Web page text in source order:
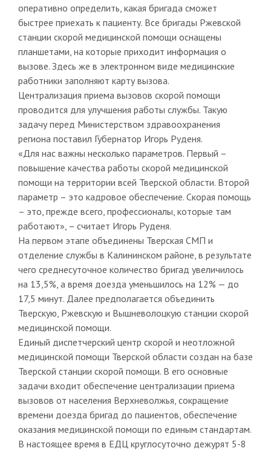
оперативно определить, какая бригада сможет
быстрее приехать к пациенту. Все бригады Ржевской
станции скорой медицинской помощи оснащены
планшетами, на которые приходит информация о
вызове. Здесь же в электронном виде медицинские
работники заполняют карту вызова.
Централизация приема вызовов скорой помощи
проводится для улучшения работы службы. Такую
задачу перед Министерством здравоохранения
региона поставил Губернатор Игорь Руденя.
«Для нас важны несколько параметров. Первый –
повышение качества работы скорой медицинской
помощи на территории всей Тверской области. Второй
параметр – это кадровое обеспечение. Скорая помощь
– это, прежде всего, профессионалы, которые там
работают», – считает Игорь Руденя.
На первом этапе объединены Тверская СМП и
отделение службы в Калининском районе, в результате
чего среднесуточное количество бригад увеличилось
на 13,5%, а время доезда уменьшилось на 12% — до
17,5 минут. Далее предполагается объединить
Тверскую, Ржевскую и Вышневолоцкую станции скорой
медицинской помощи.
Единый диспетчерский центр скорой и неотложной
медицинской помощи Тверской области создан на базе
Тверской станции скорой помощи. В его основные
задачи входит обеспечение централизации приема
вызовов от населения Верхневолжья, сокращение
времени доезда бригад до пациентов, обеспечение
оказания медицинской помощи по единым стандартам.
В настоящее время в ЕДЦ круглосуточно дежурят 5-8